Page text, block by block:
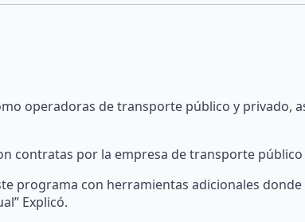
operadoras de transporte público y privado,
contratas por la empresa de transporte
programa con herramientas adicionales
Explicó.